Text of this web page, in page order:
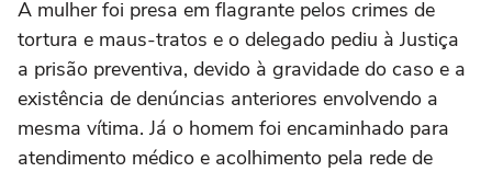
A mulher foi presa em flagrante pelos crimes de
tortura e maus-tratos e o delegado pediu à Justiça
a prisão preventiva, devido à gravidade do caso e a
existência de denúncias anteriores envolvendo a
mesma vítima. Já o homem foi encaminhado para
atendimento médico e acolhimento pela rede de